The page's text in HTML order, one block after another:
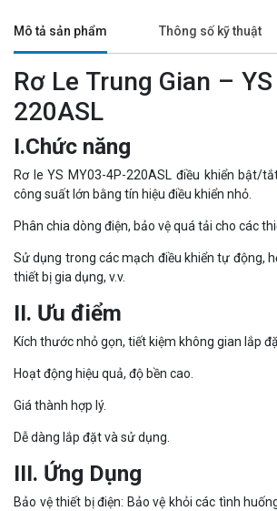
Mô tả sản phẩm Thông số kỹ thuật
Rơ Le Trung Gian –
220ASL
I.Chức năng
Rơ le YS MY03-4P-220ASL điều khiển bật/
công suất lớn bằng tín hiệu điều khiển nhỏ.
Phân chia dòng điện, bảo vệ quá tải cho các
Sử dụng trong các mạch điều khiển tự động,
thiết bị gia dụng, v.v.
II. Ưu điểm
Kích thước nhỏ gọn, tiết kiệm không gian lắp
Hoạt động hiệu quả, độ bền cao.
Giá thành hợp lý.
Dễ dàng lắp đặt và sử dụng.
III. Ứng Dụng
Bảo vệ thiết bị điện: Bảo vệ khỏi các tình